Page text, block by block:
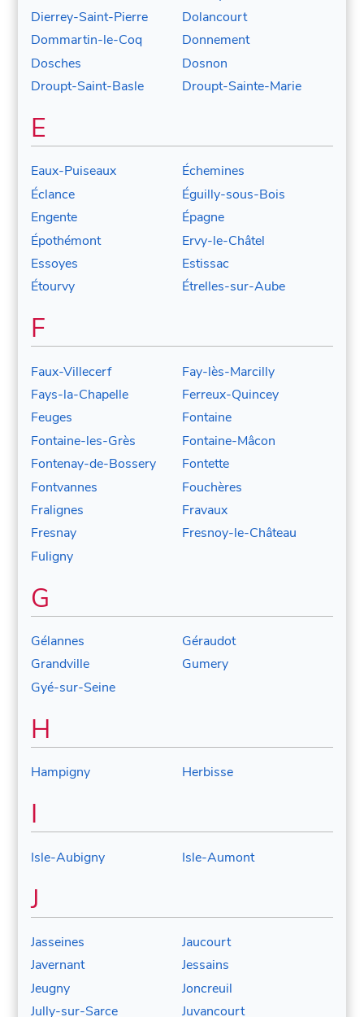
Dierrey-Saint-Pierre
Dolancourt
Dommartin-le-Coq
Donnement
Dosches
Dosnon
Droupt-Saint-Basle
Droupt-Sainte-Marie
E
Eaux-Puiseaux
Échemines
Éclance
Éguilly-sous-Bois
Engente
Épagne
Épothémont
Ervy-le-Châtel
Essoyes
Estissac
Étourvy
Étrelles-sur-Aube
F
Faux-Villecerf
Fay-lès-Marcilly
Fays-la-Chapelle
Ferreux-Quincey
Feuges
Fontaine
Fontaine-les-Grès
Fontaine-Mâcon
Fontenay-de-Bossery
Fontette
Fontvannes
Fouchères
Fralignes
Fravaux
Fresnay
Fresnoy-le-Château
Fuligny
G
Gélannes
Géraudot
Grandville
Gumery
Gyé-sur-Seine
H
Hampigny Herbisse
I
Isle-Aubigny Isle-Aumont
J
Jasseines
Jaucourt
Javernant
Jessains
Jeugny
Joncreuil
Jully-sur-Sarce
Juvancourt